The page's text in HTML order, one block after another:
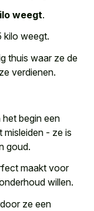
weegt.
kilo weegt.
thuis waar ze de
verdienen.
het begin een
misleiden - ze is
goud.
maakt voor
willen.
ze een